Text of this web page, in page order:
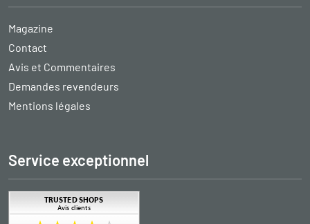
Magazine
Contact
Avis et Commentaires
Demandes revendeurs
Mentions légales
Service exceptionnel